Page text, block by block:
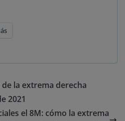
la extrema derecha
2021
el 8M: cómo la extrema